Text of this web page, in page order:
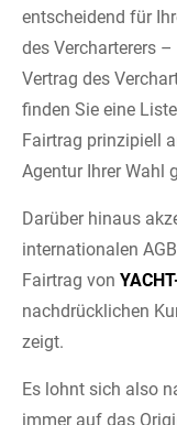
entscheidend für
des Vercharterers
Vertrag des
finden Sie eine
Fairtrag prinzipiell
Agentur Ihrer Wahl
Darüber hinaus
internationalen
Fairtrag von
nachdrücklichen
zeigt.
Es lohnt sich also
immer auf das